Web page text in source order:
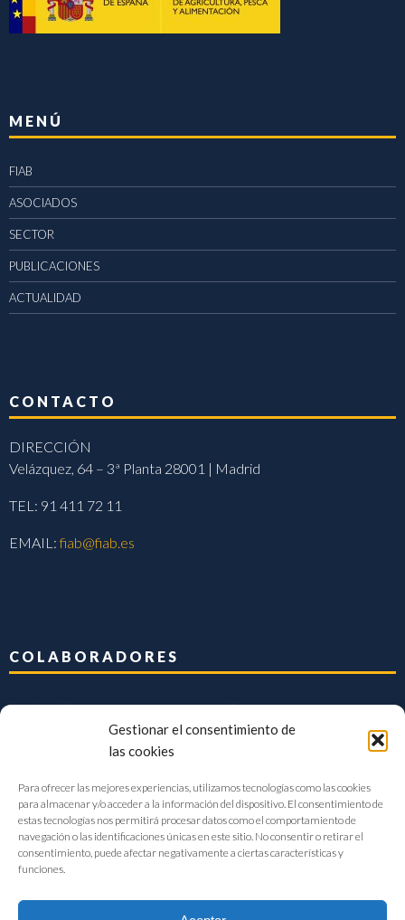
Gestionar el consentimiento de
las cookies
Para ofrecer las mejores experiencias, utilizamos tecnologías como las cookies
para almacenar y/o acceder a la información del dispositivo. El consentimiento de
estas tecnologías nos permitirá procesar datos como el comportamiento de
navegación o las identificaciones únicas en este sitio. No consentir o retirar el
consentimiento, puede afectar negativamente a ciertas características y
funciones.
MENÚ
FIAB
ASOCIADOS
SECTOR
PUBLICACIONES
ACTUALIDAD
CONTACTO
DIRECCIÓN
Velázquez, 64 – 3ª Planta 28001 | Madrid
TEL: 91 411 72 11
EMAIL:fiab@fiab.es
COLABORADORES